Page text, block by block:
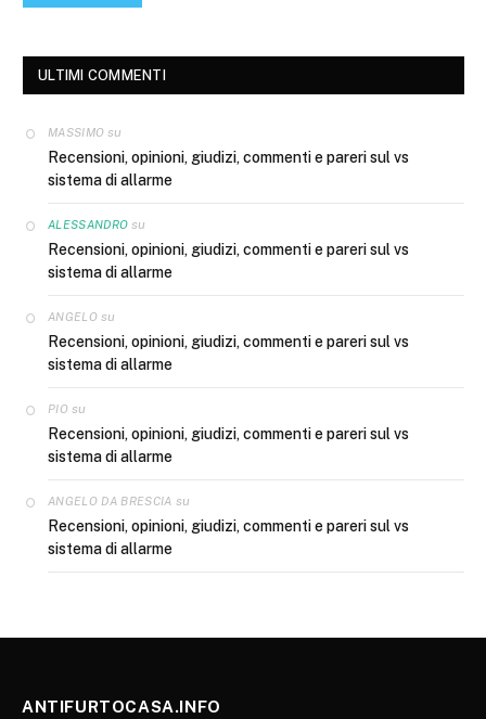
ULTIMI COMMENTI
MASSIMO su
Recensioni, opinioni, giudizi, commenti e pareri sul vs
sistema di allarme
ALESSANDRO su
Recensioni, opinioni, giudizi, commenti e pareri sul vs
sistema di allarme
ANGELO su
Recensioni, opinioni, giudizi, commenti e pareri sul vs
sistema di allarme
PIO su
Recensioni, opinioni, giudizi, commenti e pareri sul vs
sistema di allarme
ANGELO DA BRESCIA su
Recensioni, opinioni, giudizi, commenti e pareri sul vs
sistema di allarme
ANTIFURTOCASA.INFO